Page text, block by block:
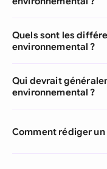
Quels sont les
environnemental ?
Qui devrait
environnemental ?
Comment rédiger